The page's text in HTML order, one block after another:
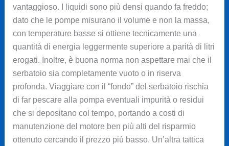
vantaggioso. I liquidi sono più densi quando fa freddo;
dato che le pompe misurano il volume e non la massa,
con temperature basse si ottiene tecnicamente una
quantità di energia leggermente superiore a parità di litri
erogati. Inoltre, è buona norma non aspettare mai che il
serbatoio sia completamente vuoto o in riserva
profonda. Viaggiare con il “fondo” del serbatoio rischia
di far pescare alla pompa eventuali impurità o residui
che si depositano col tempo, portando a costi di
manutenzione del motore ben più alti del risparmio
ottenuto cercando il prezzo più basso. Un’altra tattica